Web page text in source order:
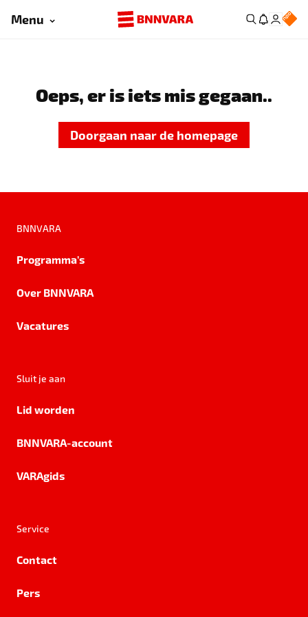
Menu
Oeps, er is iets mis gegaan..
Doorgaan naar de homepage
BNNVARA
Programma's
Over BNNVARA
Vacatures
Sluit je aan
Lid worden
BNNVARA-account
VARAgids
Service
Contact
Pers